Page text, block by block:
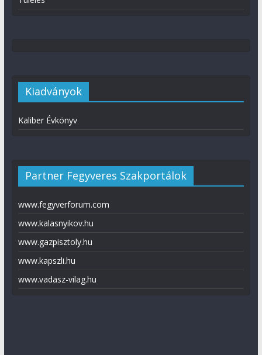
Kiadványok
Kaliber Évkönyv
Partner Fegyveres Szakportálok
www.fegyverforum.com
www.kalasnyikov.hu
www.gazpisztoly.hu
www.kapszli.hu
www.vadasz-vilag.hu